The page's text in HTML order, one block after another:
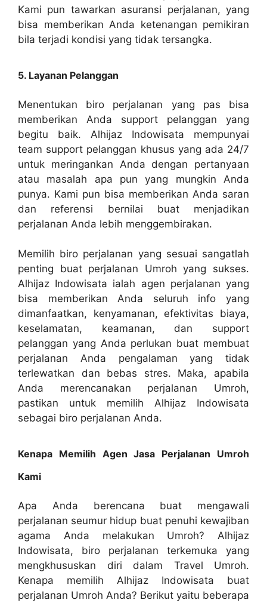
Kami pun tawarkan asuransi perjalanan, yang
bisa memberikan Anda ketenangan pemikiran
bila terjadi kondisi yang tidak tersangka.
5. Layanan Pelanggan
Menentukan biro perjalanan yang pas bisa
memberikan Anda support pelanggan yang
begitu baik. Alhijaz Indowisata mempunyai
team support pelanggan khusus yang ada 24/7
untuk meringankan Anda dengan pertanyaan
atau masalah apa pun yang mungkin Anda
punya. Kami pun bisa memberikan Anda saran
dan referensi bernilai buat menjadikan
perjalanan Anda lebih menggembirakan.
Memilih biro perjalanan yang sesuai sangatlah
penting buat perjalanan Umroh yang sukses.
Alhijaz Indowisata ialah agen perjalanan yang
bisa memberikan Anda seluruh info yang
dimanfaatkan, kenyamanan, efektivitas biaya,
keselamatan, keamanan, dan support
pelanggan yang Anda perlukan buat membuat
perjalanan Anda pengalaman yang tidak
terlewatkan dan bebas stres. Maka, apabila
Anda merencanakan perjalanan Umroh,
pastikan untuk memilih Alhijaz Indowisata
sebagai biro perjalanan Anda.
Kenapa Memilih Agen Jasa Perjalanan Umroh
Kami
Apa Anda berencana buat mengawali
perjalanan seumur hidup buat penuhi kewajiban
agama Anda melakukan Umroh? Alhijaz
Indowisata, biro perjalanan terkemuka yang
mengkhususkan diri dalam Travel Umroh.
Kenapa memilih Alhijaz Indowisata buat
perjalanan Umroh Anda? Berikut yaitu beberapa